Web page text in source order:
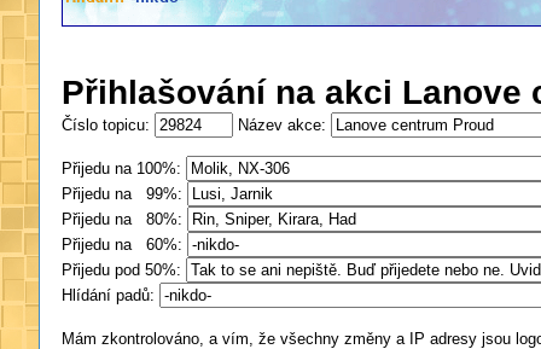
Přihlašování na akci Lanove
Číslo topicu: Název akce:
Přijedu na 100%:
Přijedu na 99%:
Přijedu na 80%:
Přijedu na 60%:
Přijedu pod 50%:
Hlídání padů:
Mám zkontrolováno, a vím, že všechny změny a IP adresy jsou